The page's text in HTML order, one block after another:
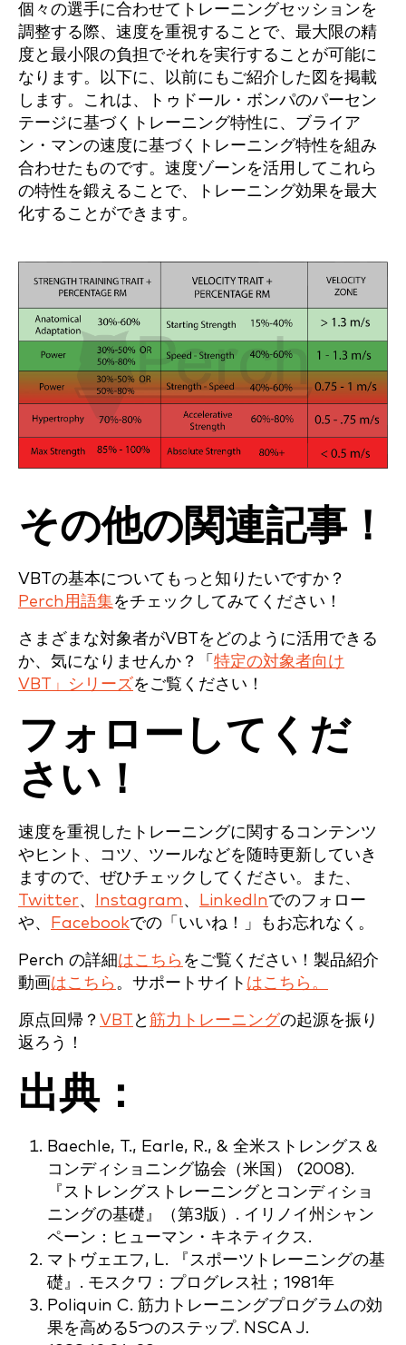
個々の選手に合わせてトレーニングセッションを
調整する際、速度を重視することで、最大限の精
度と最小限の負担でそれを実行することが可能に
なります。以下に、以前にもご紹介した図を掲載
します。これは、トゥドール・ボンパのパーセン
テージに基づくトレーニング特性に、ブライア
ン・マンの速度に基づくトレーニング特性を組み
合わせたものです。速度ゾーンを活用してこれら
の特性を鍛えることで、トレーニング効果を最大
化することができます。
その他の関連記事！
VBTの基本についてもっと知りたいですか？
Perch用語集をチェックしてみてください！
さまざまな対象者がVBTをどのように活用できる
か、気になりませんか？「 特定の対象者向け
VBT」シリーズをご覧ください！
フォローしてくだ
さい！
速度を重視したトレーニングに関するコンテンツ
やヒント、コツ、ツールなどを随時更新していき
ますので、ぜひチェックしてください。また、
Twitter、 Instagram 、 LinkedInでのフォロー
や、
Facebookでの「いいね！」もお忘れなく。
Perch の詳細はこちら をご覧ください！製品紹介
動画はこちら 。サポートサイト はこちら。
原点回帰？ VBT と 筋力トレーニングの起源を振り
返ろう！
出典：
Baechle, T., Earle, R., & 全米ストレングス＆
コンディショニング協会（米国） (2008).
『ストレングストレーニングとコンディショ
ニングの基礎』（第3版）. イリノイ州シャン
ペーン：ヒューマン・キネティクス.
マトヴェエフ, L. 『スポーツトレーニングの基
礎』. モスクワ：プログレス社；1981年
Poliquin C. 筋力トレーニングプログラムの効
果を高める5つのステップ. NSCA J.